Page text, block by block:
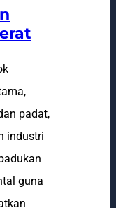
padat,
industri
guna